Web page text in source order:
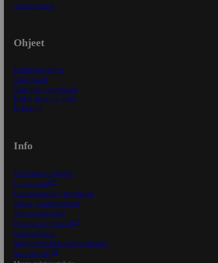
Asiakaspalvelu
Ohjeet
Ensitilaajan ohjeet
Näin maksat
Näin tilaat ja muokkaat
Kaikki ohjeet ja vinkit
In English
Info
S-Business yrityksille
Oiva-raportit
Osuuskauppojen yhteystiedot
Tilaus- ja toimitusehdot
Tietosuojakäytäntö
Palvelun käyttöehdot
Saavutettavuus
Mobiilisovelluksen saavutettavuus
Mainostajalle